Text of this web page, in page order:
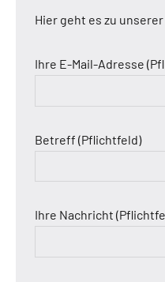
Hier geht es zu unserer
Ihre E-Mail-Adresse
Betreff (Pflichtfeld)
Ihre Nachricht